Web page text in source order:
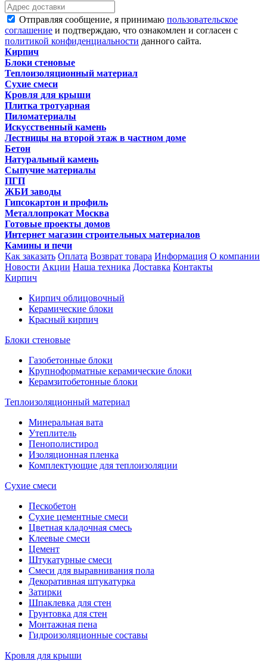
Отправляя сообщение, я принимаю пользовательское
соглашение и подтверждаю, что ознакомлен и согласен с
политикой конфиденциальности данного сайта.
Кирпич
Блоки стеновые
Теплоизоляционный материал
Сухие смеси
Кровля для крыши
Плитка тротуарная
Пиломатериалы
Искусственный камень
Лестницы на второй этаж в частном доме
Бетон
Натуральный камень
Сыпучие материалы
ПГП
ЖБИ заводы
Гипсокартон и профиль
Металлопрокат Москва
Готовые проекты домов
Интернет магазин строительных материалов
Камины и печи
Как заказать Оплата Возврат товара Информация О компании
Новости Акции Наша техника Доставка Контакты
Кирпич
Кирпич облицовочный
Керамические блоки
Красный кирпич
Блоки стеновые
Газобетонные блоки
Крупноформатные керамические блоки
Керамзитобетонные блоки
Теплоизоляционный материал
Минеральная вата
Утеплитель
Пенополистирол
Изоляционная пленка
Комплектующие для теплоизоляции
Сухие смеси
Пескобетон
Сухие цементные смеси
Цветная кладочная смесь
Клеевые смеси
Цемент
Штукатурные смеси
Смеси для выравнивания пола
Декоративная штукатурка
Затирки
Шпаклевка для стен
Грунтовка для стен
Монтажная пена
Гидроизоляционные составы
Кровля для крыши